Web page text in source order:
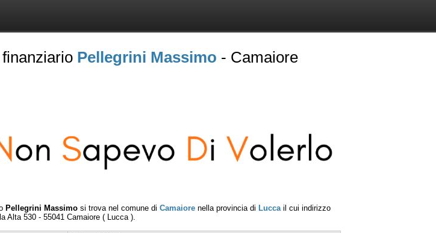
Pellegrini Massimo - Camaiore
Pellegrini Massimo si trova nel comune di Camaiore nella provincia di Lucca il cui indirizzo
Alta 530 - 55041 Camaiore ( Lucca ).